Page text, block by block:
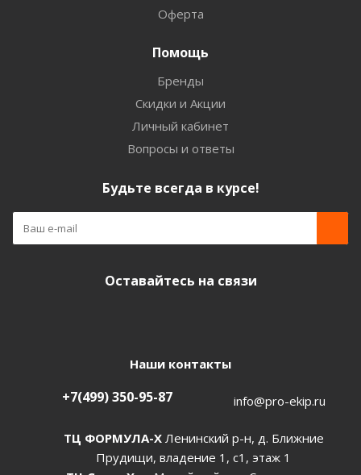
Оферта
Помощь
Бренды
Скидки и Акции
Личный кабинет
Вопросы и ответы
Будьте всегда в курсе!
Оставайтесь на связи
Наши контакты
+7(499) 350-95-87 info@pro-ekip.ru
ТЦ ФОРМУЛА-ХЛенинский р-н, д. Ближние
Прудищи, владение 1, с1, этаж 1